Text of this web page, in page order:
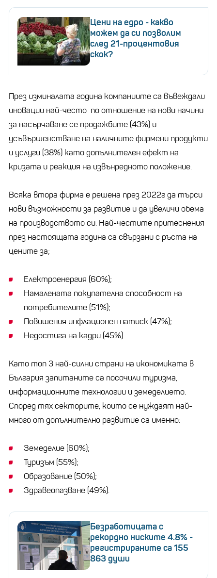
Цени на едро - какво
можем да си позволим
след 21-процентовия
скок?
През изминалата година компаниите са въвеждали
иновации най-често по отношение на нови начини
за насърчаване се продажбите (43%) и
усъвършенстване на наличните фирмени продукти
и услуги (38%) като допълнителен ефект на
кризата и реакция на извънредното положение.
Всяка втора фирма е решена през 2022г да търси
нови възможности за развитие и да увеличи обема
на производството си. Най-честите притеснения
през настоящата година са свързани с ръста на
цените за;
Електроенергия (60%);
Намалената покупателна способност на
потребителите (51%);
Повишения инфлационен натиск (47%);
Недостига на кадри (45%).
Като топ 3 най-силни страни на икономиката в
България запитаните са посочили туризма,
информационните технологии и земеделието.
Според тях секторите, които се нуждаят най-
много от допълнително развитие са именно:
Земеделие (60%);
Туризъм (55%);
Образование (50%);
Здравеопазване (49%).
Безработицата с
рекордно ниските 4.8% -
регистрираните са 155
863 души